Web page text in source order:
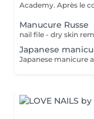
Academy. Après le
Manucure Russe
Japanese